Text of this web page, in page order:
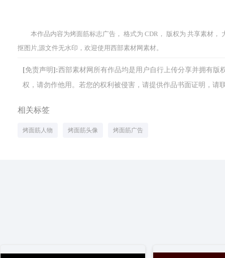
本作品内容为烤面筋标志广告， 格式为 CDR， 版权为 共享素材，
抠图片,源文件无水印，欢迎使用西部素材网素材。
[免责声明]:西部素材网所有作品均是用户自行上传分享并拥有
权，请勿作他用。若您的权利被侵害，请提供作品书面证明，请
相关标签
烤面筋人物 烤面筋头像 烤面筋广告